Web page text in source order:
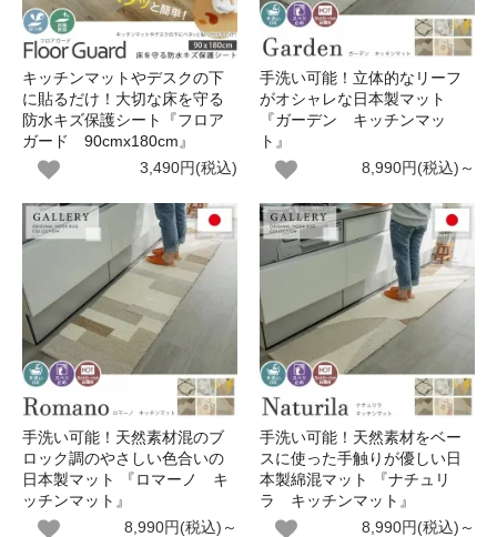
キッチンマットやデスクの下
に貼るだけ！大切な床を守る
防水キズ保護シート『フロア
ガード 90cmx180cm』
3,490円(税込)
手洗い可能！立体的なリーフ
がオシャレな日本製マット
『ガーデン キッチンマッ
ト』
8,990円(税込)～
手洗い可能！天然素材混のブ
ロック調のやさしい色合いの
日本製マット 『ロマーノ キ
ッチンマット』
8,990円(税込)～
手洗い可能！天然素材をベー
スに使った手触りが優しい日
本製綿混マット 『ナチュリ
ラ キッチンマット』
8,990円(税込)～